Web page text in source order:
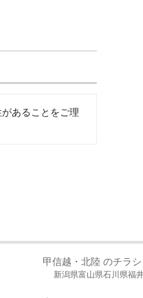
あることをご理
甲信越・北陸 のチラシ
新潟県富山県石川県福